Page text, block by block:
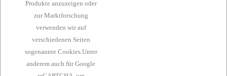
UNTERNEHMEN
KONTAKTINFORMATIONEN
Produkte anzuzeigen oder
zur Marktforschung
verwenden wir auf
verschiedenen Seiten
sogenannte Cookies.Unter
anderem auch fürGoogle